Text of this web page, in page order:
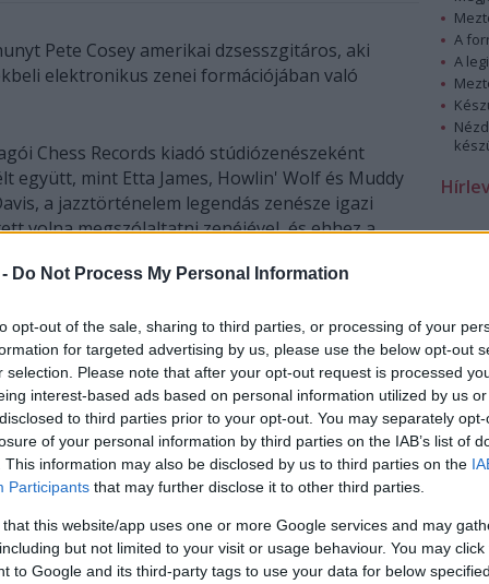
Do Not Process My Personal Information
opt-out of the sale, sharing to third parties, or processing of your
for targeted advertising by us, please use the below opt-out
selection. Please note that after your opt-out request is processed
interest-based ads based on personal information utilized by us
to third parties prior to your opt-out. You may separately
of your personal information by third parties on the IAB’s list of
This information may also be disclosed by us to third parties on the
Participants that may further disclose it to other third parties.
that this website/app uses one or more Google services and may
but not limited to your visit or usage behaviour. You may
to Google and its third-party tags to use your data for below
Pete Cosey amerikai dzsesszgitáros, aki
elektronikus zenei formációjában való
Chess Records kiadó stúdiózenészeként
együtt, mint Etta James, Howlin' Wolf és Muddy
a jazztörténelem legendás zenésze igazi
volna megszólaltatni zenéjével, és ehhez a
a hangsúlyt. „Mr. Cosey meghozta nekem azt a
amire vágytam” - írta Davis önéletrajzában a
kreatív hangzásvilága fogta meg. Cosey
a számokba közbeiktatott zenei frázisoknál,
szellemű albumát, köztük azAgharta, a
című korongokat is gazdagították - olvasható
internetes oldalán.
- mondta Wendy Oxenhorn, a Jazz
szervezet munkatársa. - Egyszerűen fogta a
új hangzásvilággá gyúrta össze őket."
A
A